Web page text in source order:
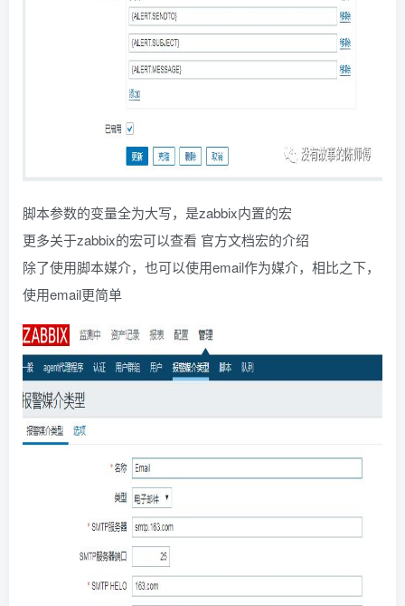
脚本参数的变量全为大写，是zabbix内置的宏
更多关于zabbix的宏可以查看 官方文档宏的介绍
除了使用脚本媒介，也可以使用email作为媒介，相比之下，
使用email更简单